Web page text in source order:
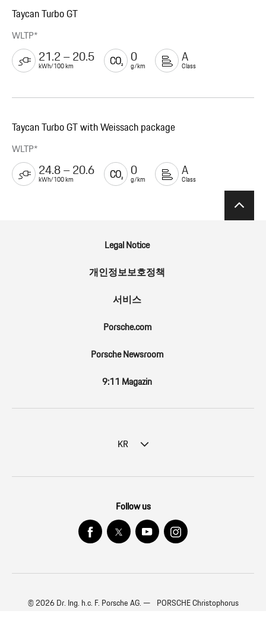
Taycan Turbo GT
WLTP*
21.2 – 20.5
kWh/100 km
0
g/km
A
Class
Taycan Turbo GT with Weissach package
WLTP*
24.8 – 20.6
kWh/100 km
0
g/km
A
Class
Legal Notice
개인정보보호정책
서비스
Porsche.com
Porsche Newsroom
9:11 Magazin
KR
Follow us
© 2026 Dr. Ing. h.c. F. Porsche AG. — PORSCHE Christophorus